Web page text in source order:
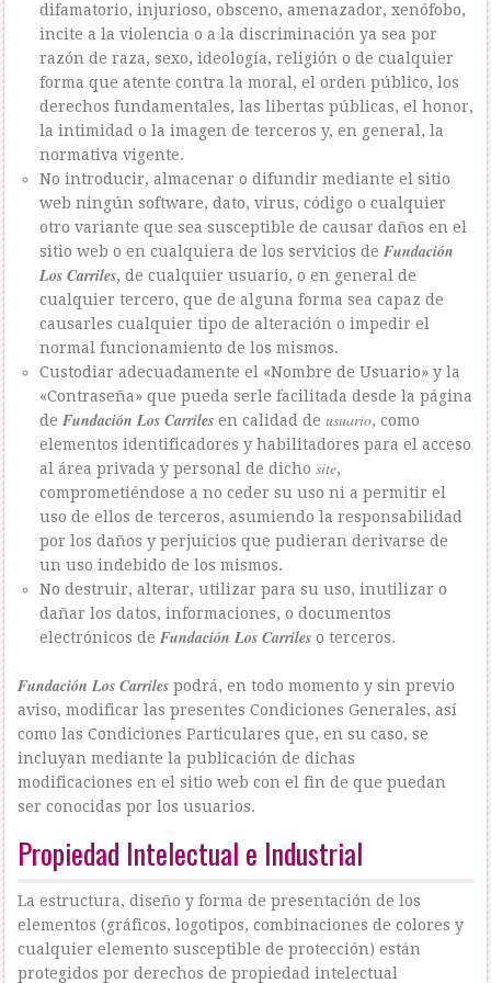
difamatorio, injurioso, obsceno, amenazador, xenófobo,
incite a la violencia o a la discriminación ya sea por
razón de raza, sexo, ideología, religión o de cualquier
forma que atente contra la moral, el orden público, los
derechos fundamentales, las libertas públicas, el honor,
la intimidad o la imagen de terceros y, en general, la
normativa vigente.
No introducir, almacenar o difundir mediante el sitio
web ningún software, dato, virus, código o cualquier
otro variante que sea susceptible de causar daños en el
sitio web o en cualquiera de los servicios de Fundación
Los Carriles, de cualquier usuario, o en general de
cualquier tercero, que de alguna forma sea capaz de
causarles cualquier tipo de alteración o impedir el
normal funcionamiento de los mismos.
Custodiar adecuadamente el «Nombre de Usuario» y la
«Contraseña» que pueda serle facilitada desde la página
de Fundación Los Carrilesen calidad de usuario, como
elementos identificadores y habilitadores para el acceso
al área privada y personal de dicho site,
comprometiéndose a no ceder su uso ni a permitir el
uso de ellos de terceros, asumiendo la responsabilidad
por los daños y perjuicios que pudieran derivarse de
un uso indebido de los mismos.
No destruir, alterar, utilizar para su uso, inutilizar o
dañar los datos, informaciones, o documentos
electrónicos de Fundación Los Carrileso terceros.
Fundación Los Carriles podrá, en todo momento y sin previo
aviso, modificar las presentes Condiciones Generales, así
como las Condiciones Particulares que, en su caso, se
incluyan mediante la publicación de dichas
modificaciones en el sitio web con el fin de que puedan
ser conocidas por los usuarios.
Propiedad Intelectual e Industrial
La estructura, diseño y forma de presentación de los
elementos (gráficos, logotipos, combinaciones de colores y
cualquier elemento susceptible de protección) están
protegidos por derechos de propiedad intelectual